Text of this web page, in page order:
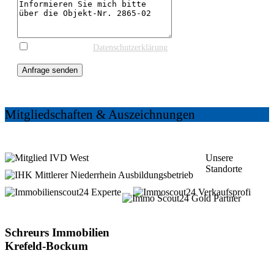
Datenschutzerklärung
Anfrage senden
Mitgliedschaften & Auszeichnungen
Unsere
Standorte
Schreurs Immobilien
Krefeld-Bockum